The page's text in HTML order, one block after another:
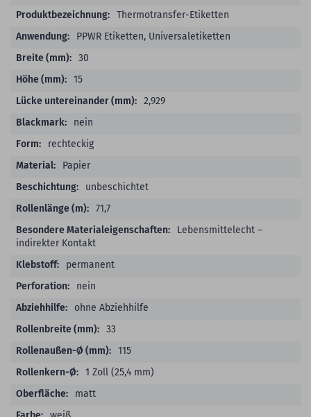
Thermotransfer-Etiketten
PPWR Etiketten, Universaletiketten
30
15
2,929
nein
rechteckig
Papier
unbeschichtet
71,7
Lebensmittelecht –
indirekter Kontakt
permanent
nein
ohne Abziehhilfe
33
115
1 Zoll (25,4 mm)
matt